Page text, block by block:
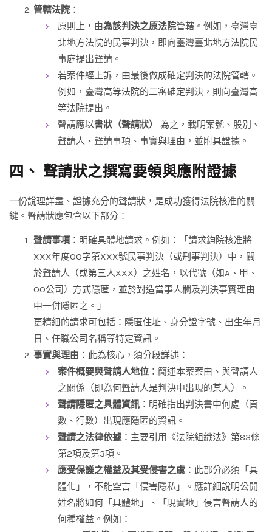
管轄法院 ：
原則上，由為該判決之原法院管轄。例如，臺灣臺
北地方法院的民事判決，即向臺灣臺北地方法院民
事庭提出聲請。
若案件經上訴，由最後做成確定判決的法院管轄。
例如，臺灣高等法院的二審確定判決，則向臺灣高
等法院提出。
聲請應以書狀（聲請狀）
為之，載明案號、股別、
聲請人、聲請事項、事實與理由，並附具證據。
四、 聲請狀之撰寫要領與應附證據
一份說理詳盡、證據充分的聲請狀，是成功獲得法院核准的關
鍵。聲請狀應包含以下部分：
聲請事項 ：明確具體地請求。例如：「請求鈞院核准將
XXX年度OO字第XXX號民事判決（或刑事判決）中，關
於聲請人（或第三人XXX）之姓名，以代號（如A、甲、
OO公司）方式隱匿，並於對造當事人欄及判決事實理由
中一併隱匿之。」
更精細的請求可包括：隱匿住址、身分證字號、出生年月
日、任職公司名稱等特定資訊。
事實與理由 ：此為核心，須分段詳述：
案件概要與聲請人地位 ：簡述本案案由、與聲請人
之關係（即為何聲請人是判決中出現的某人）。
聲請隱匿之具體資訊 ：明確指出判決書中何處（頁
數、行數）出現應隱匿的資訊。
聲請之法律依據 ：主要引用《法院組織法》第83條
第2項及第3項。
應受保護之權益及其受侵害之虞 ：此部分必須「具
體化」，不能空言「侵害隱私」。應詳細說明公開
姓名將如何「具體地」、「現實地」侵害聲請人的
何種權益。例如：